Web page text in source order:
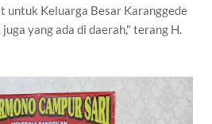
untuk Keluarga Besar Karanggede
yang ada di daerah," terang H.